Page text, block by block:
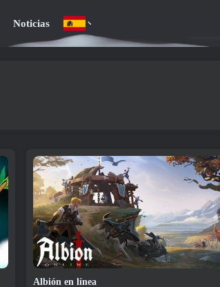
Noticias
Albión en línea